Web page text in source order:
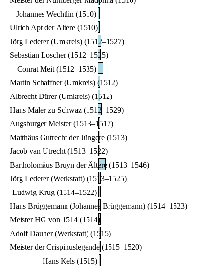
Johannes Wechtlin (1510)
Ulrich Apt der Ältere (1510)
Jörg Lederer (Umkreis) (1512–1527)
Sebastian Loscher (1512–1525)
Conrat Meit (1512–1535)
Martin Schaffner (Umkreis) (1512)
Albrecht Dürer (Umkreis) (1512)
Hans Maler zu Schwaz (1512–1529)
Augsburger Meister (1513–1517)
Matthäus Gutrecht der Jüngere (1513)
Jacob van Utrecht (1513–1522)
Bartholomäus Bruyn der Ältere (1513–1546)
Jörg Lederer (Werkstatt) (1513–1525)
Ludwig Krug (1514–1522)
Hans Brüggemann (Johannes Brüggemann) (1514–1523)
Meister HG von 1514 (1514)
Adolf Dauher (Werkstatt) (1515)
Meister der Crispinuslegende (1515–1520)
Hans Kels (1515)